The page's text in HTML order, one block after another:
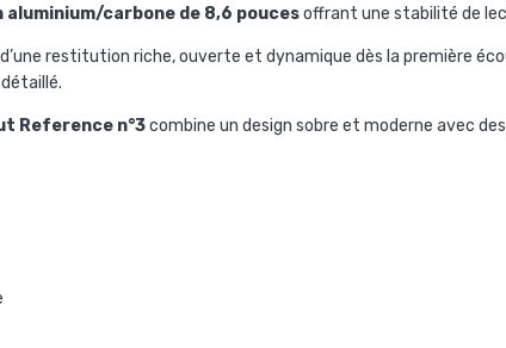
aluminium/carbone de 8,6 poucesoffrant une stabilité de
restitution riche, ouverte et dynamique dès la première
Reference n°3combine un design sobre et moderne avec